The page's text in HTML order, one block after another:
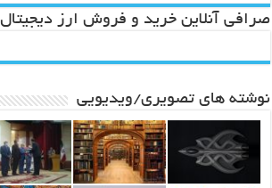
صرافی آنلاین خرید و فروش ارز دیجیتال
نوشته های تصویری/ویدیویی